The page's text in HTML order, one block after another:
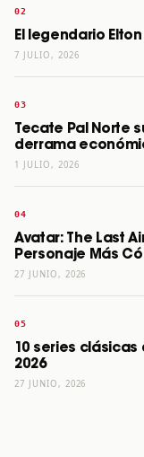
El legendario
7 JULIO, 2026
Tecate Pal Norte
derrama
1 JULIO, 2026
Avatar: The Last
Personaje Más
27 JUNIO, 2026
10 series clásicas
2026
27 JUNIO, 2026